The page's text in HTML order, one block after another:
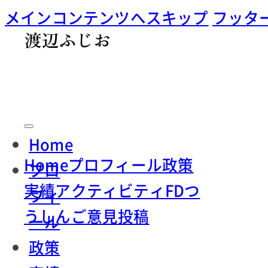
メインコンテンツへスキップ フッタ
Home
プロ
フィ
ール
政策
Homeプロフィール政策
実績アクティビティFDつ
うしんご意見投稿